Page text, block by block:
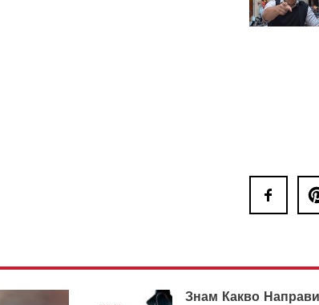
Знам Какво